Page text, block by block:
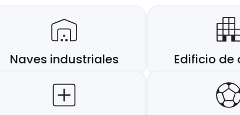
Naves industriales Edificio de